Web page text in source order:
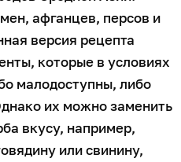
афганцев, персов и
версия рецепта
которые в условиях
малодоступны, либо
их можно заменить
вкусу, например,
или свинину,